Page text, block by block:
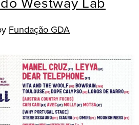
Fundação GDA